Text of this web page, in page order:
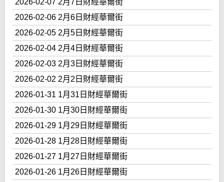
2026-02-07 2月7日財經華爾街
2026-02-06 2月6日財經華爾街
2026-02-05 2月5日財經華爾街
2026-02-04 2月4日財經華爾街
2026-02-03 2月3日財經華爾街
2026-02-02 2月2日財經華爾街
2026-01-31 1月31日財經華爾街
2026-01-30 1月30日財經華爾街
2026-01-29 1月29日財經華爾街
2026-01-28 1月28日財經華爾街
2026-01-27 1月27日財經華爾街
2026-01-26 1月26日財經華爾街